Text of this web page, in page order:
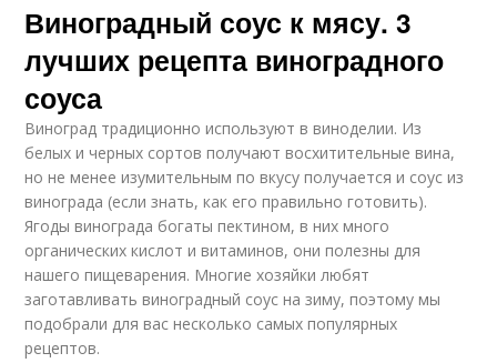
Виноградный соус к мясу. 3
лучших рецепта виноградного
соуса
Виноград традиционно используют в виноделии. Из
белых и черных сортов получают восхитительные вина,
но не менее изумительным по вкусу получается и соус из
винограда (если знать, как его правильно готовить).
Ягоды винограда богаты пектином, в них много
органических кислот и витаминов, они полезны для
нашего пищеварения. Многие хозяйки любят
заготавливать виноградный соус на зиму, поэтому мы
подобрали для вас несколько самых популярных
рецептов.